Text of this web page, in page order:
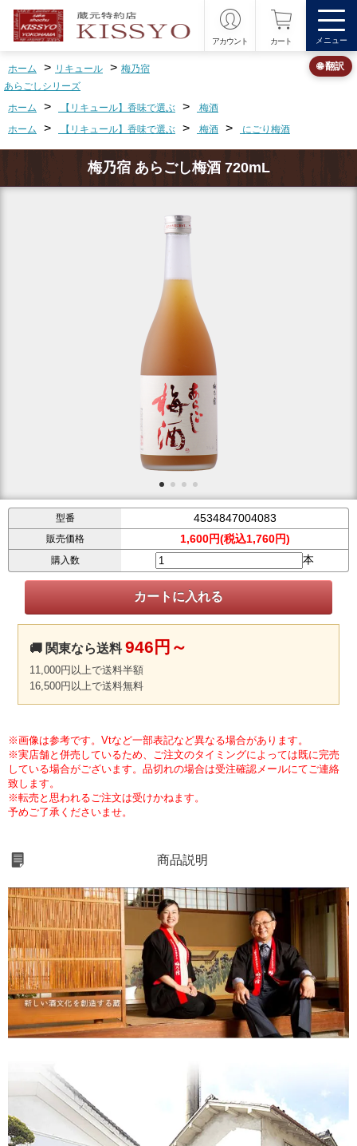
アカウント カート メニュー
ホーム > リキュール > 梅乃宿
あらごしシリーズ
ホーム
> 【リキュール】香味で選ぶ >
梅酒
ホーム
> 【リキュール】香味で選ぶ > 梅酒 > にごり梅酒
梅乃宿 あらごし梅酒 720mL
型番 4534847004083
販売価格 1,600円(税込1,760円)
購入数 本
🚚 関東なら送料946円～
11,000円以上で送料半額
16,500円以上で送料無料
※画像は参考です。Vtなど一部表記など異なる場合があります。
※実店舗と併売しているため、ご注文のタイミングによっては既に完売
している場合がございます。品切れの場合は受注確認メールにてご連絡
致します。
※転売と思われるご注文は受けかねます。
予めご了承くださいませ。
商品説明
🌐 翻訳